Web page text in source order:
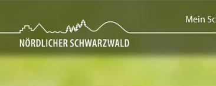
content
Mein